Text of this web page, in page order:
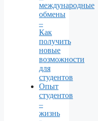
международные
обмены
–
Как
получить
новые
возможности
для
студентов
Опыт
студентов
–
жизнь